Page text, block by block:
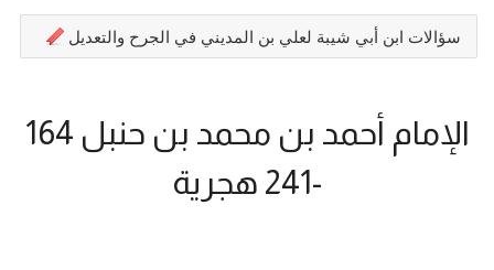
سؤالات ابن أبي شيبة لعلي بن المديني في الجرح والتعديل
الإمام أحمد بن محمد بن حنبل 164
-241 هجرية